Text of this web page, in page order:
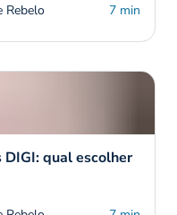
Rebelo 7 min
DIGI: qual escolher